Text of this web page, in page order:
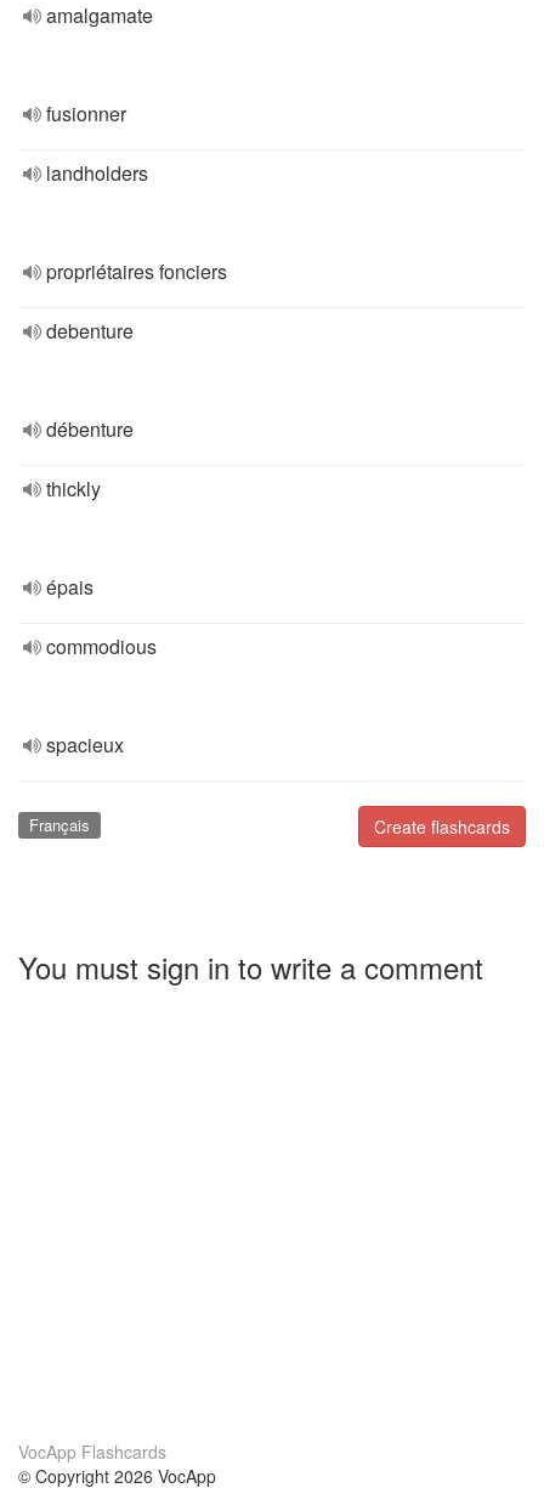
amalgamate
fusionner
landholders
propriétaires fonciers
debenture
débenture
thickly
épais
commodious
spacieux
Create flashcards
Français
You must sign in to write a comment
VocApp Flashcards
© Copyright 2026 VocApp